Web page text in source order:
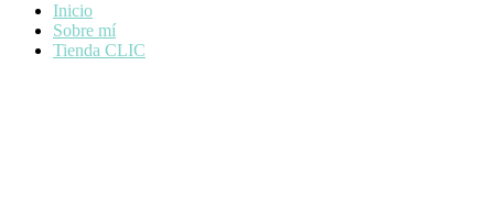
Inicio
Sobre mí
Tienda CLIC